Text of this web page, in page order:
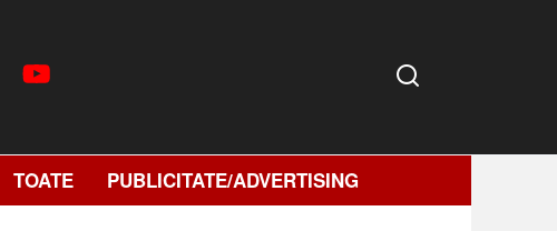
TOATE PUBLICITATE/ADVERTISING